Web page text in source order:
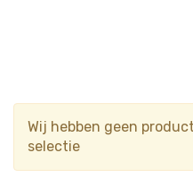
Wij hebben geen
selectie